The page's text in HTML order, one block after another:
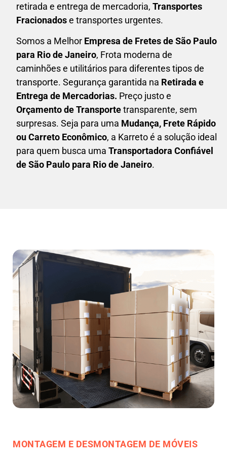
retirada e entrega de mercadoria, Transportes
Fracionadose transportes urgentes.
Somos a Melhor Empresa de Fretesde São Paulo
para Rio de Janeiro, Frota moderna de
caminhões e utilitários para diferentes tipos de
transporte. Segurança garantida na Retirada e
Entrega de Mercadorias. Preço justo e
Orçamento de Transportetransparente, sem
surpresas. Seja para uma Mudança, Frete Rápido
ou Carreto Econômico, a Karretoé a solução ideal
para quem busca uma Transportadora Confiável
de São Paulo para Rio de Janeiro.
MONTAGEM E DESMONTAGEM DE MÓVEIS